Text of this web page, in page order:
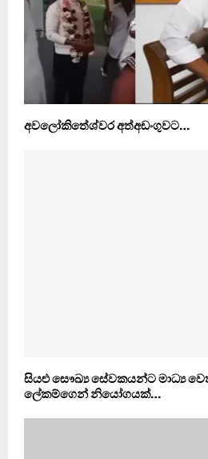
අවලෝකිතේශ්වර අත්අඩංගුවට…
සියළු සෞඛ්‍ය සේවකයන්ට මාධ්‍ය
ලේකම්ගෙන් නියෝගයක්…